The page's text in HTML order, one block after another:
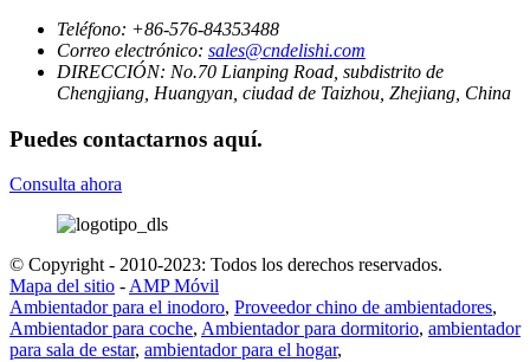
Teléfono: +86-576-84353488
Correo electrónico: sales@cndelishi.com
DIRECCIÓN: No.70 Lianping Road, subdistrito de
Chengjiang, Huangyan, ciudad de Taizhou, Zhejiang, China
Puedes contactarnos aquí.
Consulta ahora
© Copyright - 2010-2023: Todos los derechos reservados.
Mapa del sitio - AMP Móvil
Ambientador para el inodoro, Proveedor chino de ambientadores,
Ambientador para coche, Ambientador para dormitorio, ambientador
para sala de estar, ambientador para el hogar,